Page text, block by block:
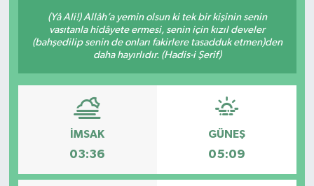
(Yâ Ali!) Allâh’a yemin olsun ki tek bir kişinin senin
vasıtanla hidâyete ermesi, senin için kızıl develer
(bahşedilip senin de onları fakirlere tasadduk etmen)den
daha hayırlıdır. (Hadis-i Şerif)
İMSAK
03:36
GÜNEŞ
05:09